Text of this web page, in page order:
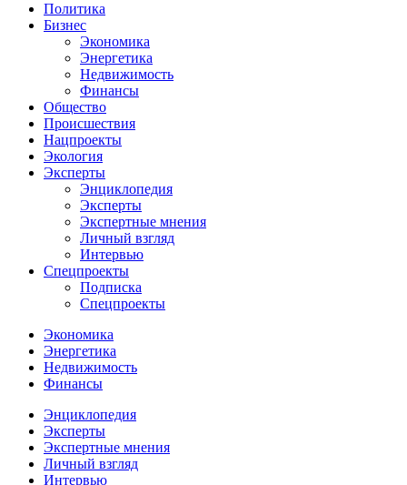
Политика
Бизнес
Экономика
Энергетика
Недвижимость
Финансы
Общество
Происшествия
Нацпроекты
Экология
Эксперты
Энциклопедия
Эксперты
Экспертные мнения
Личный взгляд
Интервью
Спецпроекты
Подписка
Спецпроекты
Экономика
Энергетика
Недвижимость
Финансы
Энциклопедия
Эксперты
Экспертные мнения
Личный взгляд
Интервью